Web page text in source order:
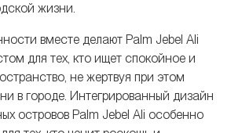
жизни.
вместе делают Palm Jebel Ali
для тех, кто ищет спокойное и
не жертвуя при этом
в городе. Интегрированный дизайн
островов Palm Jebel Ali особенно